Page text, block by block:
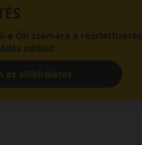
e Ön számára a részletfizetés
nélkül!
az előbírálatot